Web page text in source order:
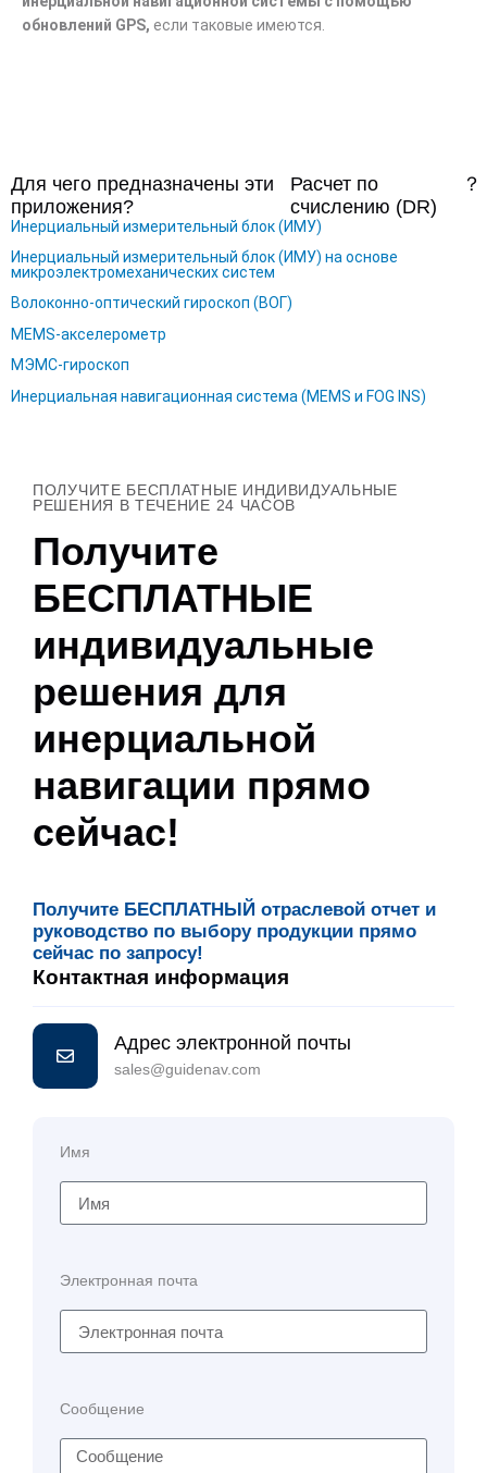
обновлений GPS, если таковые имеются.
Для чего предназначены эти
приложения?
Расчет по
счислению (DR)
？
Инерциальный измерительный блок (ИМУ)
Инерциальный измерительный блок (ИМУ) на основе
микроэлектромеханических систем
Волоконно-оптический гироскоп (ВОГ)
MEMS-акселерометр
МЭМС-гироскоп
Инерциальная навигационная система (MEMS и FOG INS)
ПОЛУЧИТЕ БЕСПЛАТНЫЕ ИНДИВИДУАЛЬНЫЕ
РЕШЕНИЯ В ТЕЧЕНИЕ 24 ЧАСОВ
Получите
БЕСПЛАТНЫЕ
индивидуальные
решения для
инерциальной
навигации прямо
сейчас!
Получите БЕСПЛАТНЫЙ отраслевой отчет и
руководство по выбору продукции прямо
сейчас по запросу!
Контактная информация
Адрес электронной почты
sales@guidenav.com
Имя
Электронная почта
Сообщение